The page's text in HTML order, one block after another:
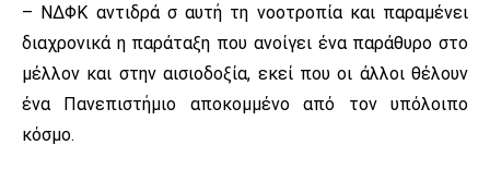
– ΝΔΦΚ αντιδρά σ αυτή τη νοοτροπία και παραμένει
διαχρονικά η παράταξη που ανοίγει ένα παράθυρο στο
μέλλον και στην αισιοδοξία, εκεί που οι άλλοι θέλουν
ένα Πανεπιστήμιο αποκομμένο από τον υπόλοιπο
κόσμο.